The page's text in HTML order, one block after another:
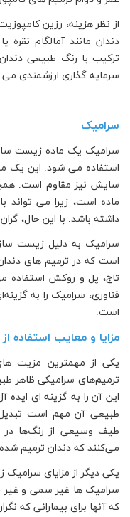
از نظر هزینه، رزین
دندان مانند آمالگام نقره
ترکیب با رنگ طبیعی دندان
سرمایه گذاری ارزشمندی می
سرامیک
سرامیک یک ماده زیست
استفاده می شود. این یک
سایش نیز مقاوم است.
ماده است، زیرا می
داشته باشد. با این حال،
سرامیک به دلیل زیست
است که در ترمیم های
تاج، پل و روکش استفاده
فناوری، سرامیک را به
است.
مزایا و معایب استفاده
یکی از مهمترین مزیت
ترمیم‌های سرامیکی ظاهر
این آن را به گزینه ای ایده
طبیعی آن مهم است تبدیل
طیف وسیعی از رنگ‌ها در
می‌کنند که دندان ترمیم
یکی دیگر از مزایای
سرامیک ها غیر سمی و
که آنها برای بیمارانی که